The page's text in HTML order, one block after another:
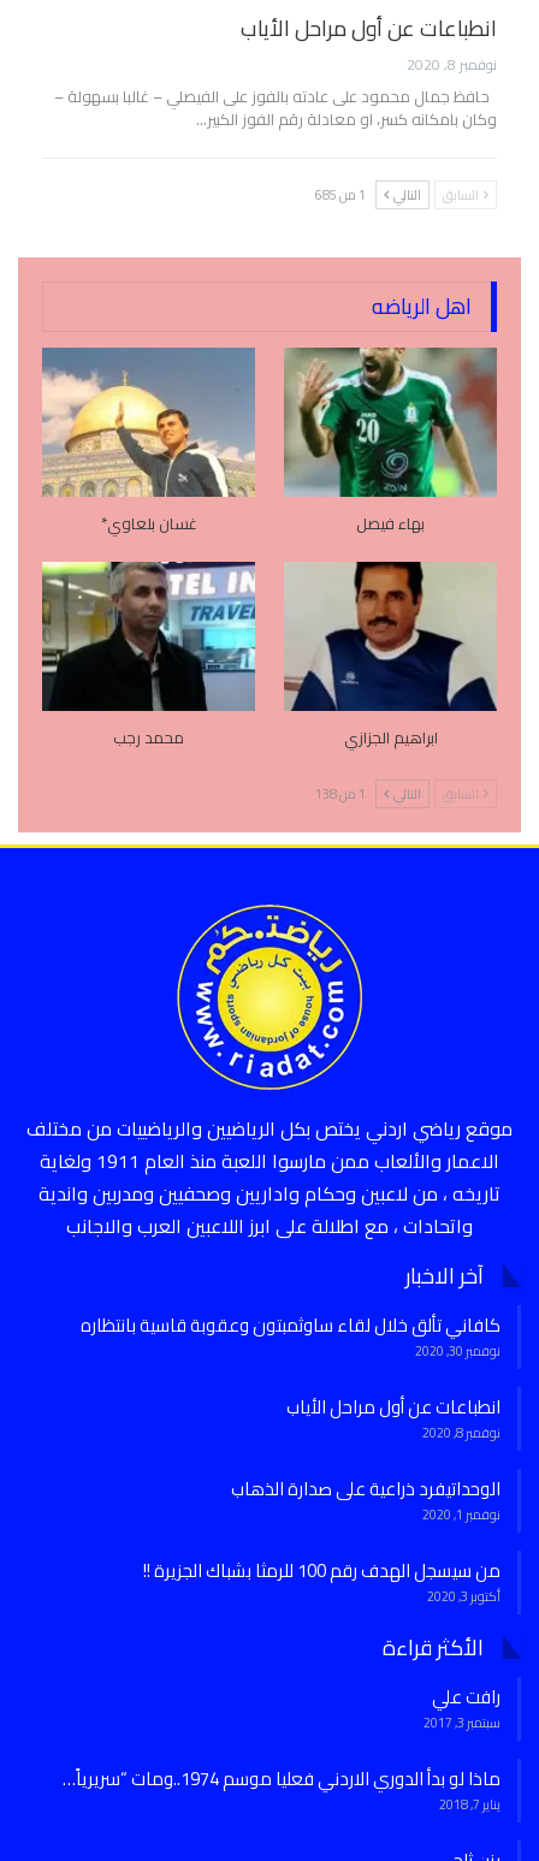
انطباعات عن أول مراحل الأياب
نوفمبر 8, 2020
حافظ جمال محمود على عادته بالفوز على الفيصلي – غالبا بسهولة –
وكان بامكانه كسر، او معادلة رقم الفوز الكبير…
السابق التالي 1 من 685
اهل الرياضه
بهاء فيصل غسان بلعاوي*
ابراهيم الجزازي محمد رجب
السابق التالي 1 من 138
موقع رياضي اردني يختص بكل الرياضيين والرياضييات من مختلف
الاعمار والألعاب ممن مارسوا اللعبة منذ العام 1911 ولغاية
تاريخه ، من لاعبين وحكام واداريين وصحفيين ومدربين واندية
واتحادات ، مع اطلالة على ابرز اللاعبين العرب والاجانب
آخر الاخبار
كافاني تألق خلال لقاء ساوثمبتون وعقوبة قاسية بانتظاره
نوفمبر 30, 2020
انطباعات عن أول مراحل الأياب
نوفمبر 8, 2020
الوحداتيفرد ذراعية على صدارة الذهاب
نوفمبر 1, 2020
من سيسجل الهدف رقم 100 للرمثا بشباك الجزيرة !!
أكتوبر 3, 2020
الأكثر قراءة
رافت علي
سبتمبر 3, 2017
ماذا لو بدأ الدوري الاردني فعليا موسم 1974..ومات “سريرياً…
يناير 7, 2018